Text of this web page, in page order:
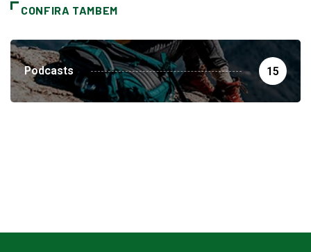
CONFIRA TAMBEM
Podcasts 15